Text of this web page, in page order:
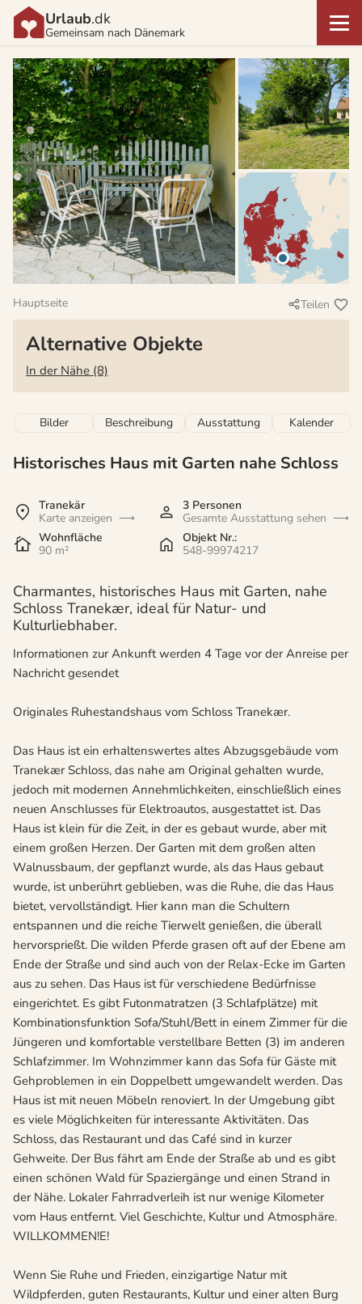
Urlaub.dk
Gemeinsam nach Dänemark
Hauptseite Teilen
Alternative Objekte
In der Nähe (8)
Bilder Beschreibung Ausstattung Kalender
Historisches Haus mit Garten nahe Schloss
Tranekär
Karte anzeigen
3 Personen
Gesamte Ausstattung sehen
Wohnfläche
90 m²
Objekt Nr.:
548-99974217
Charmantes, historisches Haus mit Garten, nahe
Schloss Tranekær, ideal für Natur- und
Kulturliebhaber.
Informationen zur Ankunft werden 4 Tage vor der Anreise per
Nachricht gesendet
Originales Ruhestandshaus vom Schloss Tranekær.
Das Haus ist ein erhaltenswertes altes Abzugsgebäude vom
Tranekær Schloss, das nahe am Original gehalten wurde,
jedoch mit modernen Annehmlichkeiten, einschließlich eines
neuen Anschlusses für Elektroautos, ausgestattet ist. Das
Haus ist klein für die Zeit, in der es gebaut wurde, aber mit
einem großen Herzen. Der Garten mit dem großen alten
Walnussbaum, der gepflanzt wurde, als das Haus gebaut
wurde, ist unberührt geblieben, was die Ruhe, die das Haus
bietet, vervollständigt. Hier kann man die Schultern
entspannen und die reiche Tierwelt genießen, die überall
hervorsprießt. Die wilden Pferde grasen oft auf der Ebene am
Ende der Straße und sind auch von der Relax-Ecke im Garten
aus zu sehen. Das Haus ist für verschiedene Bedürfnisse
eingerichtet. Es gibt Futonmatratzen (3 Schlafplätze) mit
Kombinationsfunktion Sofa/Stuhl/Bett in einem Zimmer für die
Jüngeren und komfortable verstellbare Betten (3) im anderen
Schlafzimmer. Im Wohnzimmer kann das Sofa für Gäste mit
Gehproblemen in ein Doppelbett umgewandelt werden. Das
Haus ist mit neuen Möbeln renoviert. In der Umgebung gibt
es viele Möglichkeiten für interessante Aktivitäten. Das
Schloss, das Restaurant und das Café sind in kurzer
Gehweite. Der Bus fährt am Ende der Straße ab und es gibt
einen schönen Wald für Spaziergänge und einen Strand in
der Nähe. Lokaler Fahrradverleih ist nur wenige Kilometer
vom Haus entfernt. Viel Geschichte, Kultur und Atmosphäre.
WILLKOMMEN!E!
Wenn Sie Ruhe und Frieden, einzigartige Natur mit
Wildpferden, guten Restaurants, Kultur und einer alten Burg